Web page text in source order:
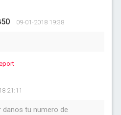
09-01-2018 19:38
21:11
danos tu numero de